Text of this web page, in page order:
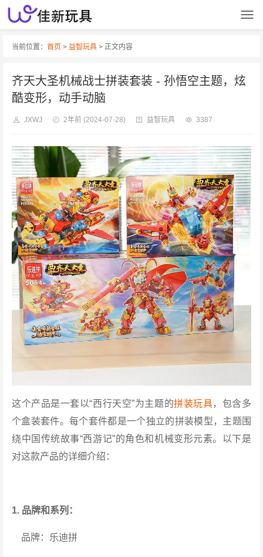
当前位置： 首页 > 益智玩具 > 正文内容
齐天大圣机械战士拼装套装 - 孙悟空主题，炫
酷变形，动手动脑
JXWJ 2年前 (2024-07-28) 益智玩具 3387
这个产品是一套以“西行天空”为主题的拼装玩具，包含多
个盒装套件。每个套件都是一个独立的拼装模型，主题围
绕中国传统故事“西游记”的角色和机械变形元素。以下是
对这款产品的详细介绍：
1. 品牌和系列：
品牌：乐迪拼